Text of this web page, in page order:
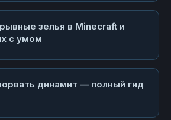
зелья в Minecraft и
с умом
динамит — полный гид